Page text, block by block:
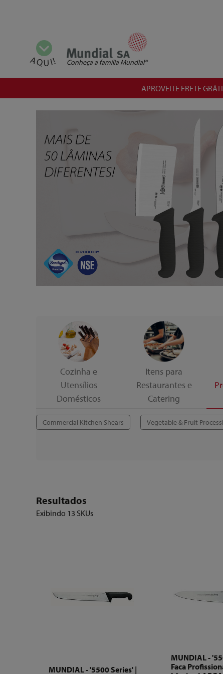
Mostrar todas as categorias
AQUI! Conheça a família Mundial®
APROVEITE FRETE
Cozinha e
Utensílios
Domésticos
Itens para
Restaurantes e
Catering
Commercial Kitchen Shears Vegetable & Fruit
Resultados
Exibindo 13 SKUs
MUNDIAL - '5500 Series' |
MUNDIAL -
Faca